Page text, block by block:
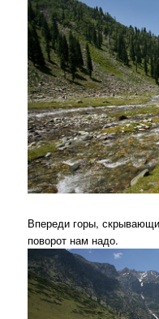
Впереди горы,
поворот нам надо.